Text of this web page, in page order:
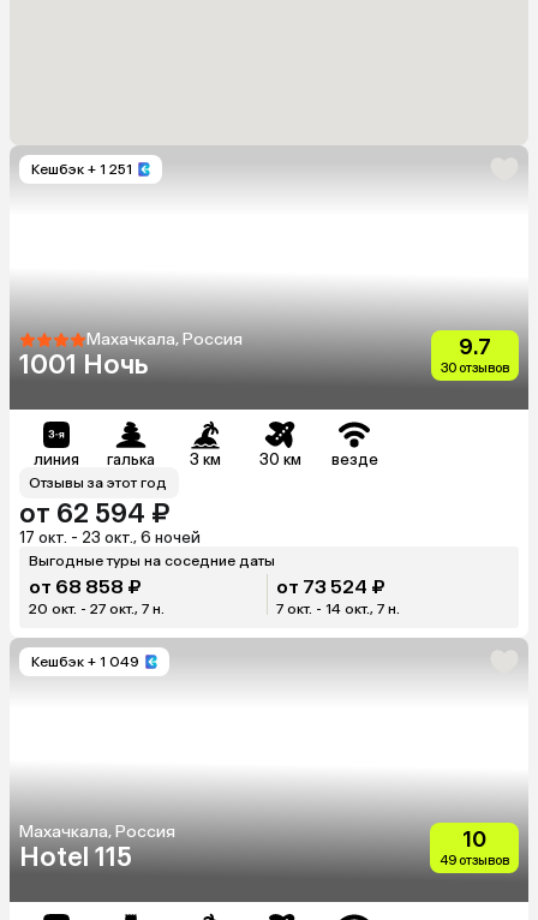
Кешбэк + 1 251
Махачкала, Россия
1001 Ночь
9.7
30 отзывов
линия галька 3 км 30 км везде
Отзывы за этот год
от 62 594 ₽
17 окт. - 23 окт., 6 ночей
Выгодные туры на соседние даты
от 68 858 ₽
20 окт. - 27 окт., 7 н.
от 73 524 ₽
7 окт. - 14 окт., 7 н.
Кешбэк + 1 049
Махачкала, Россия
Hotel 115
10
49 отзывов